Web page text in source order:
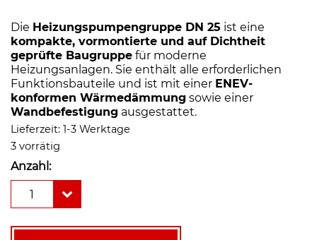
Die Heizungspumpengruppe DN 25 ist eine
kompakte, vormontierte und auf Dichtheit
geprüfte Baugruppe für moderne
Heizungsanlagen. Sie enthält alle erforderlichen
Funktionsbauteile und ist mit einer ENEV-
konformen Wärmedämmung sowie einer
Wandbefestigung ausgestattet.
Lieferzeit: 1-3 Werktage
3 vorrätig
Anzahl:
Pumpengruppe/Heizkreisset
K
1